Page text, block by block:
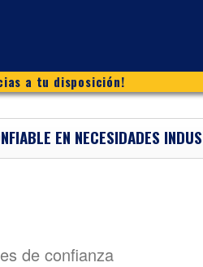
a tu disposición!
EN NECESIDADES
de confianza